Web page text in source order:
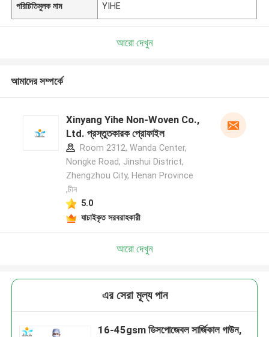
পরিচিতিমুলক নাম YIHE
আরো দেখুন
আমাদের সম্পর্কে
Xinyang Yihe Non-Woven Co.,
Ltd. প্রস্তুতকারক প্রোফাইল
Room 2312, Wanda Center,
Nongke Road, Jinshui District,
Zhengzhou City, Henan Province
,চীন
5.0
যাচাইকৃত সরবরাহকারী
আরো দেখুন
এর সেরা মূল্য পান
16-45gsm ডিসপোজেবল সার্জিকাল গাউন,